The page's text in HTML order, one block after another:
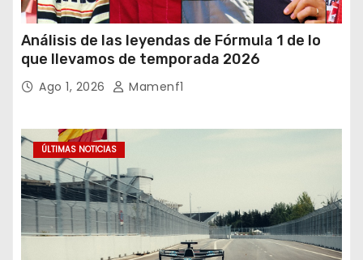
Análisis de las leyendas de Fórmula 1 de lo
que llevamos de temporada 2026
Ago 1, 2026 Mamenf1
ÚLTIMAS NOTICIAS